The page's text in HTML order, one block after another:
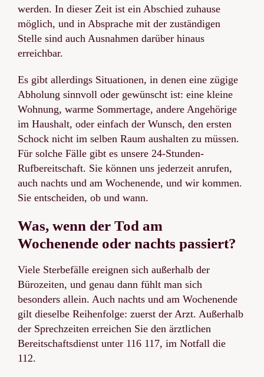
werden. In dieser Zeit ist ein Abschied zuhause
möglich, und in Absprache mit der zuständigen
Stelle sind auch Ausnahmen darüber hinaus
erreichbar.
Es gibt allerdings Situationen, in denen eine zügige
Abholung sinnvoll oder gewünscht ist: eine kleine
Wohnung, warme Sommertage, andere Angehörige
im Haushalt, oder einfach der Wunsch, den ersten
Schock nicht im selben Raum aushalten zu müssen.
Für solche Fälle gibt es unsere 24-Stunden-
Rufbereitschaft. Sie können uns jederzeit anrufen,
auch nachts und am Wochenende, und wir kommen.
Sie entscheiden, ob und wann.
Was, wenn der Tod am
Wochenende oder nachts passiert?
Viele Sterbefälle ereignen sich außerhalb der
Bürozeiten, und genau dann fühlt man sich
besonders allein. Auch nachts und am Wochenende
gilt dieselbe Reihenfolge: zuerst der Arzt. Außerhalb
der Sprechzeiten erreichen Sie den ärztlichen
Bereitschaftsdienst unter 116 117, im Notfall die
112.